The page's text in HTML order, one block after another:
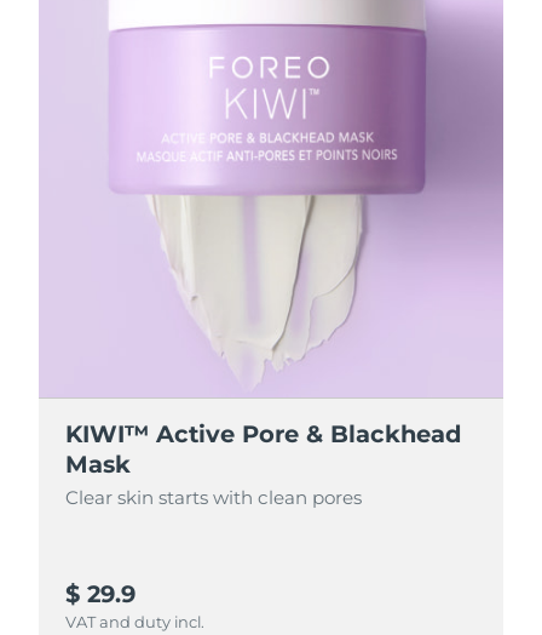
KIWI™ Active Pore & Blackhead
Mask
Clear skin starts with clean pores
$ 29.9
VAT and duty incl.